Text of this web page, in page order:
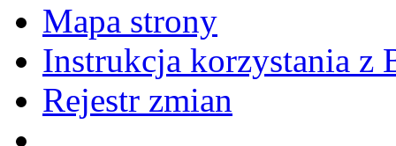
Mapa strony
Instrukcja korzystania z
Rejestr zmian